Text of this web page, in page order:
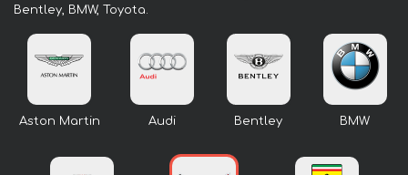
Bentley, BMW, Toyota.
Aston Martin Audi Bentley BMW